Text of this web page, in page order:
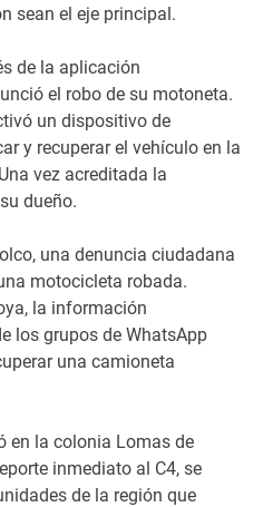
sean el eje principal.
de la aplicación
el robo de su motoneta.
un dispositivo de
y recuperar el vehículo en la
vez acreditada la
dueño.
una denuncia ciudadana
motocicleta robada.
la información
los grupos de WhatsApp
una camioneta
en la colonia Lomas de
inmediato al C4, se
de la región que